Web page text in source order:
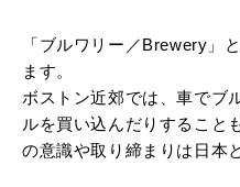
「ブルワリー／Brewery」
ます。
ボストン近郊では、車でブ
ルを買い込んだりすること
の意識や取り締まりは日本